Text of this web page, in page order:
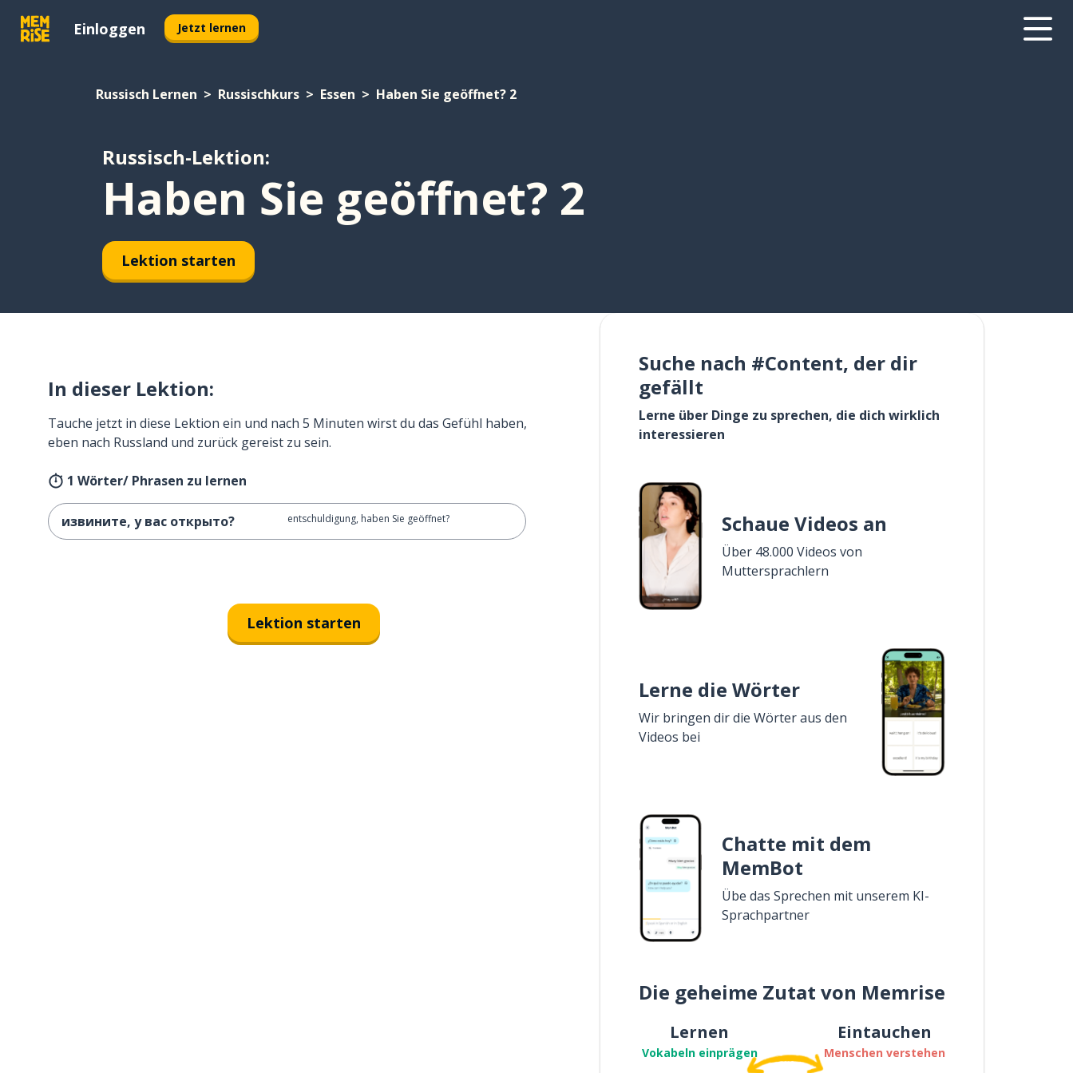
Einloggen Jetzt lernen
Russisch Lernen Russischkurs Essen Haben Sie geöffnet? 2
Russisch-Lektion:
Haben Sie geöffnet? 2
Lektion starten
In dieser Lektion:
Tauche jetzt in diese Lektion ein und nach 5 Minuten wirst du das Gefühl haben,
eben nach Russland und zurück gereist zu sein.
1 Wörter/ Phrasen zu lernen
извините, у вас открыто? entschuldigung, haben Sie geöffnet?
Lektion starten
Suche nach #Content, der dir
gefällt
Lerne über Dinge zu sprechen, die dich wirklich
interessieren
Schaue Videos an
Über 48.000 Videos von
Muttersprachlern
Lerne die Wörter
Wir bringen dir die Wörter aus den
Videos bei
Chatte mit dem
MemBot
Übe das Sprechen mit unserem KI-
Sprachpartner
Die geheime Zutat von Memrise
Lernen
Vokabeln einprägen
Eintauchen
Menschen verstehen